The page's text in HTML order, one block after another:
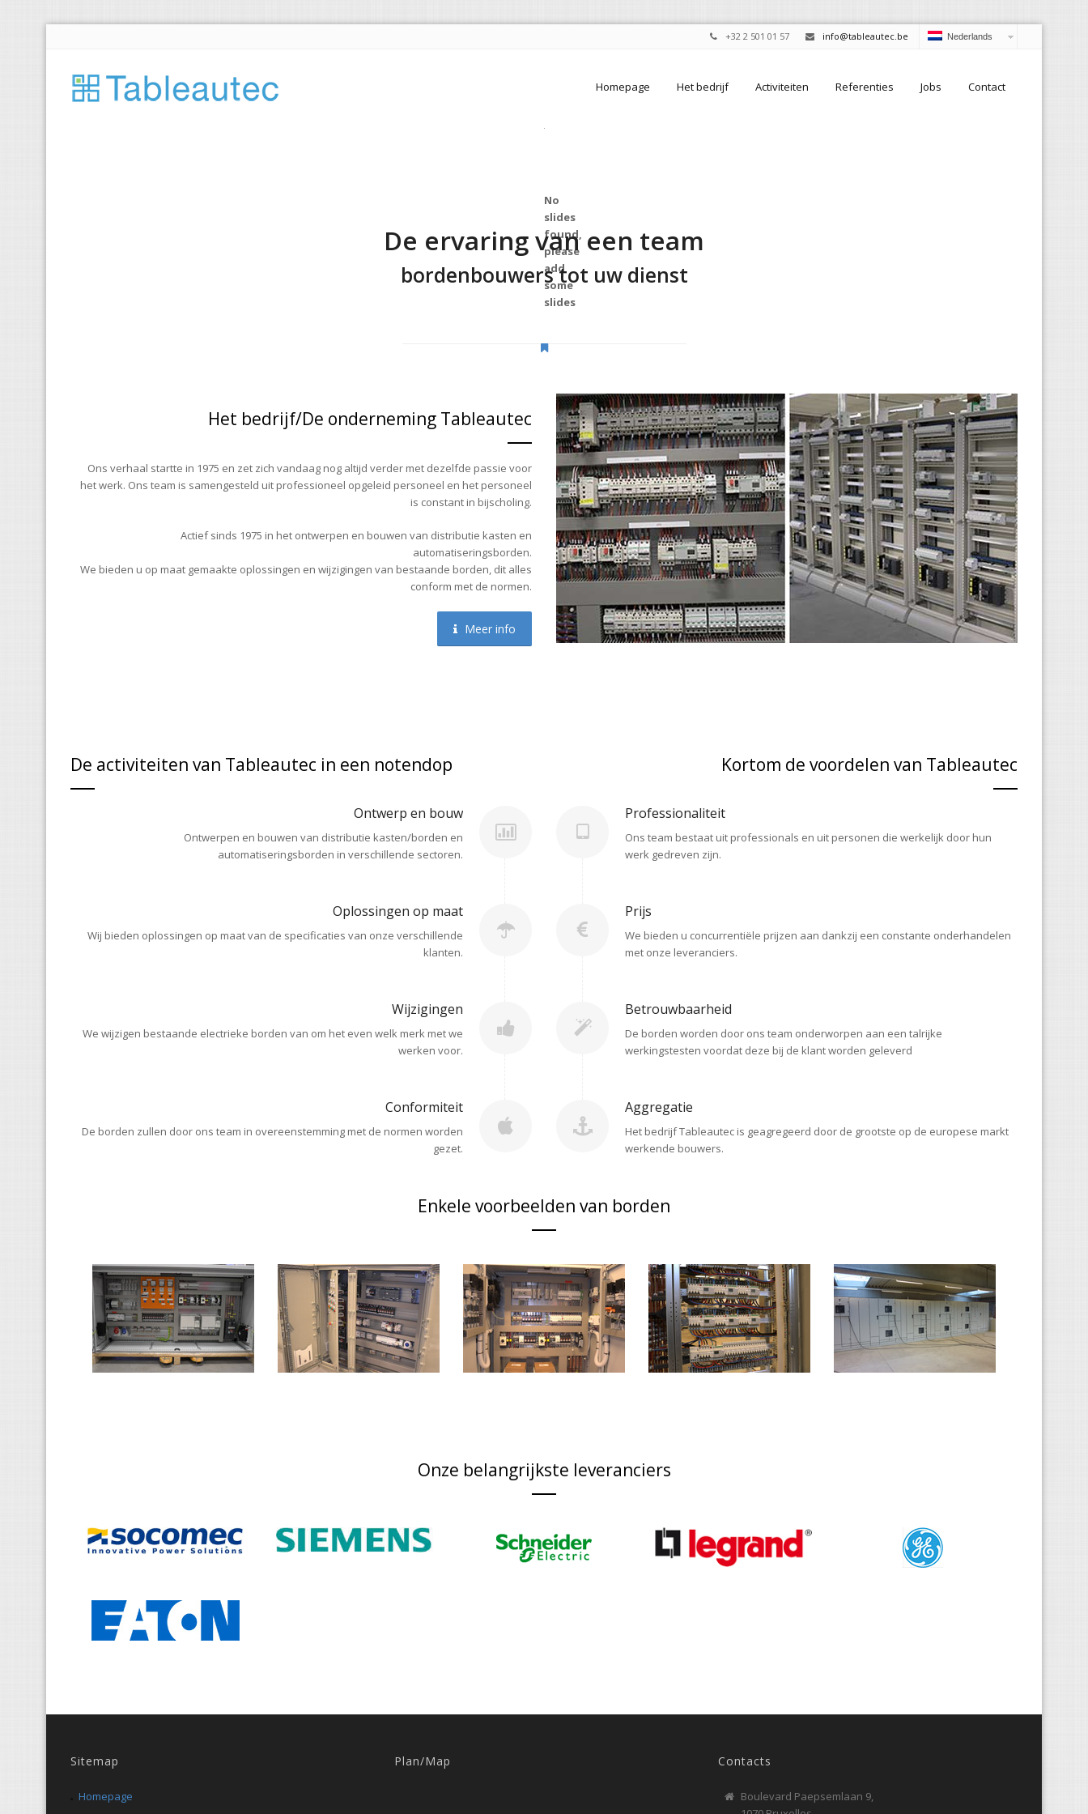
+32 2 501 01 57 info@tableautec.be Nederlands
Homepage Het bedrijf Activiteiten Referenties Jobs Contact
No
slides
found,
please
add
some
slides
De ervaring van een team
bordenbouwers tot uw dienst
Het bedrijf/De onderneming Tableautec
Ons verhaal startte in 1975 en zet zich vandaag nog altijd verder met dezelfde passie voor
het werk. Ons team is samengesteld uit professioneel opgeleid personeel en het personeel
is constant in bijscholing.
Actief sinds 1975 in het ontwerpen en bouwen van distributie kasten en
automatiseringsborden.
We bieden u op maat gemaakte oplossingen en wijzigingen van bestaande borden, dit alles
conform met de normen.
Meer info
De activiteiten van Tableautec in een notendop
Ontwerp en bouw
Ontwerpen en bouwen van distributie kasten/borden en
automatiseringsborden in verschillende sectoren.
Oplossingen op maat
Wij bieden oplossingen op maat van de specificaties van onze verschillende
klanten.
Wijzigingen
We wijzigen bestaande electrieke borden van om het even welk merk met we
werken voor.
Conformiteit
De borden zullen door ons team in overeenstemming met de normen worden
gezet.
Kortom de voordelen van Tableautec
Professionaliteit
Ons team bestaat uit professionals en uit personen die werkelijk door hun
werk gedreven zijn.
Prijs
We bieden u concurrentiële prijzen aan dankzij een constante onderhandelen
met onze leveranciers.
Betrouwbaarheid
De borden worden door ons team onderworpen aan een talrijke
werkingstesten voordat deze bij de klant worden geleverd
Aggregatie
Het bedrijf Tableautec is geagregeerd door de grootste op de europese markt
werkende bouwers.
Enkele voorbeelden van borden
Onze belangrijkste leveranciers
Sitemap
Homepage
Plan/Map Contacts
Boulevard Paepsemlaan 9,